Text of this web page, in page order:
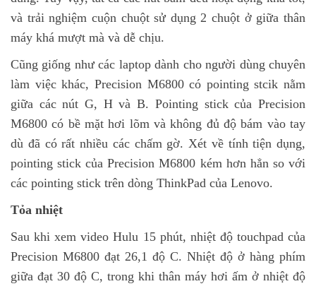
và trải nghiệm cuộn chuột sử dụng 2 chuột ở giữa thân
máy khá mượt mà và dễ chịu.
Cũng giống như các laptop dành cho người dùng chuyên
làm việc khác, Precision M6800 có pointing stcik nằm
giữa các nút G, H và B. Pointing stick của Precision
M6800 có bề mặt hơi lõm và không đủ độ bám vào tay
dù đã có rất nhiều các chấm gờ. Xét về tính tiện dụng,
pointing stick của Precision M6800 kém hơn hẳn so với
các pointing stick trên dòng ThinkPad của Lenovo.
Tỏa nhiệt
Sau khi xem video Hulu 15 phút, nhiệt độ touchpad của
Precision M6800 đạt 26,1 độ C. Nhiệt độ ở hàng phím
giữa đạt 30 độ C, trong khi thân máy hơi ấm ở nhiệt độ